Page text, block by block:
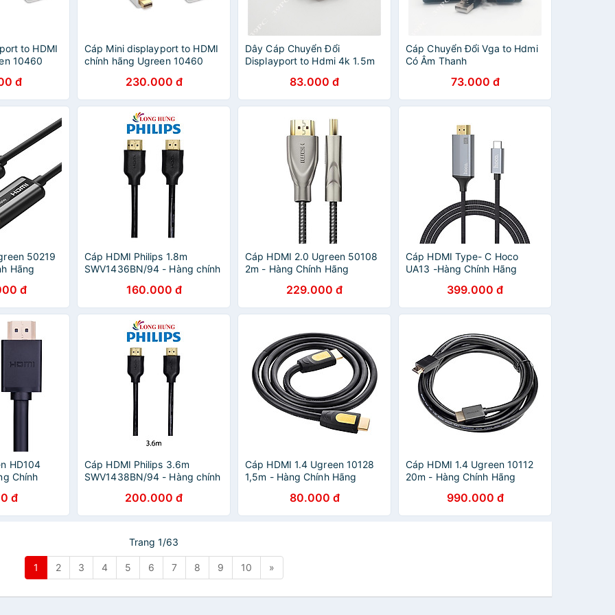
to HDMI
10460
đ
Cáp Mini displayport to HDMI
chính hãng Ugreen 10460
230.000 đ
Dây Cáp Chuyển Đổi
Displayport to Hdmi 4k 1.5m
83.000 đ
Cáp Chuyển Đổi Vga to Hdmi
Có Âm Thanh
73.000 đ
50219
Hãng
đ
Cáp HDMI Philips 1.8m
SWV1436BN/94 - Hàng chính
160.000 đ
Cáp HDMI 2.0 Ugreen 50108
2m - Hàng Chính Hãng
229.000 đ
Cáp HDMI Type- C Hoco
UA13 -Hàng Chính Hãng
399.000 đ
HD104
Chính
đ
Cáp HDMI Philips 3.6m
SWV1438BN/94 - Hàng chính
200.000 đ
Cáp HDMI 1.4 Ugreen 10128
1,5m - Hàng Chính Hãng
80.000 đ
Cáp HDMI 1.4 Ugreen 10112
20m - Hàng Chính Hãng
990.000 đ
Trang 1/63
1 2 3 4 5 6 7 8 9 10 »